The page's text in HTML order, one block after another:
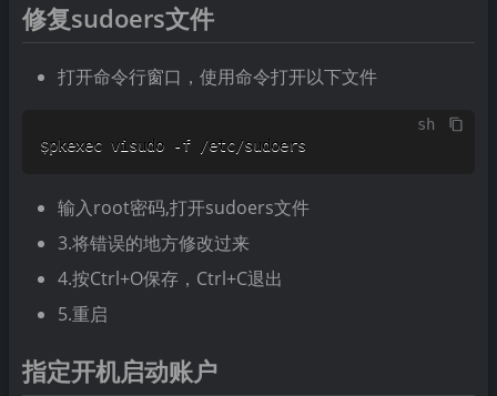
修复sudoers文件
打开命令行窗口，使用命令打开以下文件
sh
$pkexec visudo -f /etc/sudoers
输入root密码,打开sudoers文件
3.将错误的地方修改过来
4.按Ctrl+O保存，Ctrl+C退出
5.重启
指定开机启动账户